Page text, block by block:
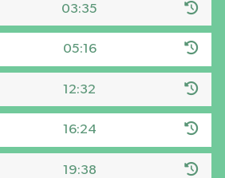
03:35
05:16
12:32
16:24
19:38